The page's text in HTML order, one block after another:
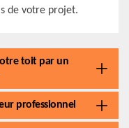
de votre projet.
toit par un
professionnel